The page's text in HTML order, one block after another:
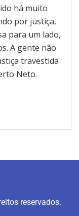
há muito
por justiça,
para um lado,
A gente não
travestida
Neto.
reservados.